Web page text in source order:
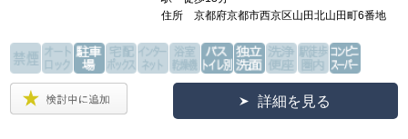
住所 京都府京都市西京区山田北山田町6番地
詳細を見る